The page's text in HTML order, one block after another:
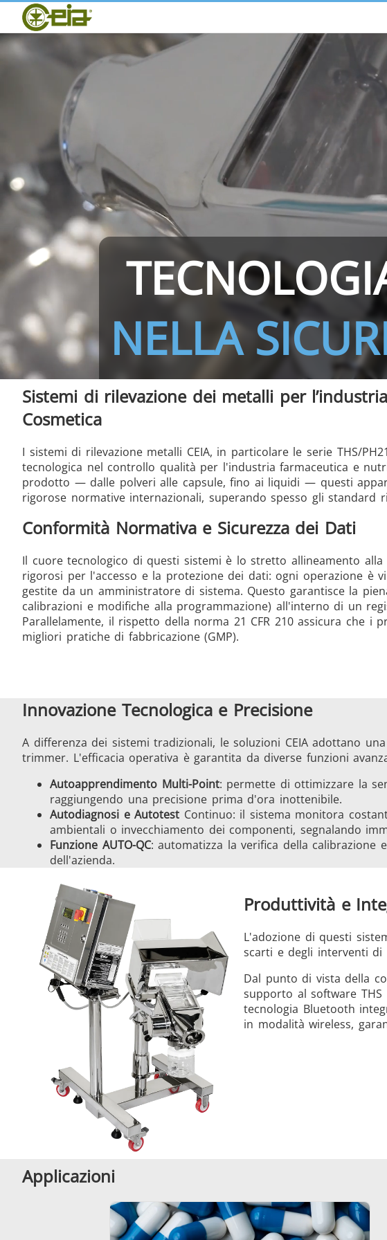
Home
CEIA
Rivenditori
Fiere ed Eventi
THS/PH210 THS/PH210-
THS/PH21N-FB THS/PH21N-
THS/FBB THS/MBB THS/GMS21
THS Production 4.0 MD-SCOPE
NELLA
Sistemi di rilevazione dei metalli per
Cosmetica
I sistemi di rilevazione metalli CEIA, in particolare le serie THS/
tecnologica nel controllo qualità per l'industria farmaceutica e
prodotto — dalle polveri alle capsule, fino ai liquidi — questi
rigorose normative internazionali, superando spesso gli standard
Conformità Normativa e Sicurezza dei Dati
Il cuore tecnologico di questi sistemi è lo stretto allineamento
rigorosi per l'accesso e la protezione dei dati: ogni operazione è
gestite da un amministratore di sistema. Questo garantisce la
calibrazioni e modifiche alla programmazione) all'interno di un
Parallelamente, il rispetto della norma 21 CFR 210 assicura che i
migliori pratiche di fabbricazione (GMP).
Innovazione Tecnologica e Precisione
A differenza dei sistemi tradizionali, le soluzioni CEIA adottano
trimmer. L'efficacia operativa è garantita da diverse funzioni
Autoapprendimento Multi-Point: permette di ottimizzare la
raggiungendo una precisione prima d'ora inottenibile.
Autodiagnosi e Autotest Continuo: il sistema monitora
ambientali o invecchiamento dei componenti, segnalando
Funzione AUTO-QC: automatizza la verifica della calibrazione
dell'azienda.
Produttività e
L'adozione di questi
scarti e degli interventi di
Dal punto di vista della
supporto al software
tecnologia Bluetooth
in modalità wireless,
Applicazioni